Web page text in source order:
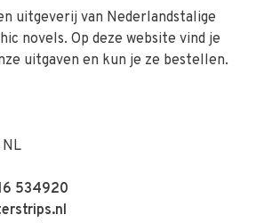
uitgeverij van Nederlandstalige
novels. Op deze website vind je
uitgaven en kun je ze bestellen.
NL
534920